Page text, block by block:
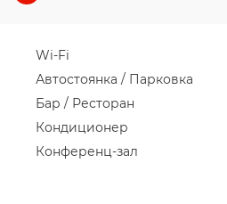
Wi-Fi
Автостоянка / Парковка
Бар / Ресторан
Кондиционер
Конференц-зал